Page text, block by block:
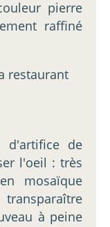
pierre
raffiné
d'artifice de
l'oeil : très
mosaïque
à peine